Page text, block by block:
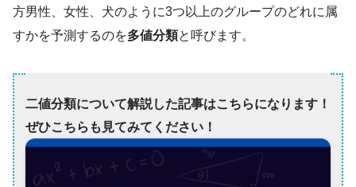
方男性、女性、犬のように3つ以上のグループのどれに属
すかを予測するのを多値分類と呼びます。
二値分類について解説した記事はこちらになります！
ぜひこちらも見てみてください！